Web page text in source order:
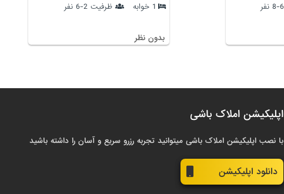
1 خوابه ظرفیت 2-6 نفر
بدون نظر
اپلیکیشن املاک باشی
با نصب اپلیکیشن املاک باشی میتوانید تجربه رزرو سریع و آسان را داشته باشید
دانلود اپلیکیشن